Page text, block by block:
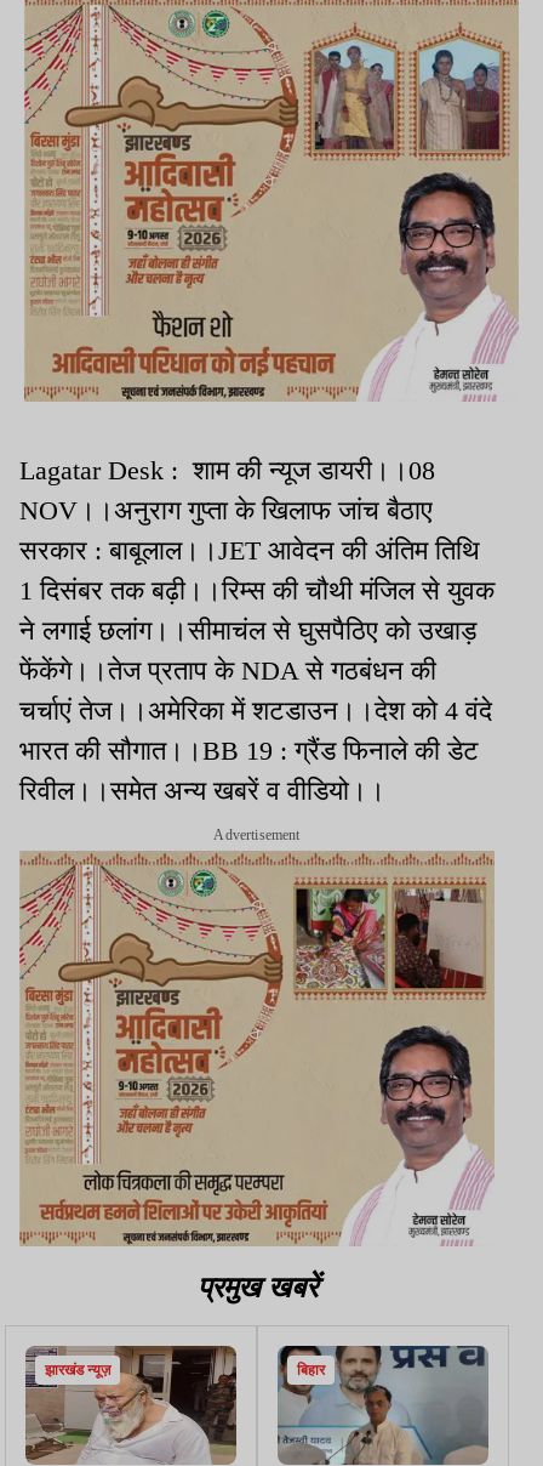
Lagatar Desk : शाम की न्यूज डायरी।।08
NOV।।अनुराग गुप्ता के खिलाफ जांच बैठाए
सरकार : बाबूलाल।।JET आवेदन की अंतिम तिथि
1 दिसंबर तक बढ़ी।।रिम्स की चौथी मंजिल से युवक
ने लगाई छलांग।।सीमाचंल से घुसपैठिए को उखाड़
फेंकेंगे।।तेज प्रताप के NDA से गठबंधन की
चर्चाएं तेज।।अमेरिका में शटडाउन।।देश को 4 वंदे
भारत की सौगात।।BB 19 : ग्रैंड फिनाले की डेट
रिवील।।समेत अन्य खबरें व वीडियो।।
Advertisement
प्रमुख खबरें
झारखंड न्यूज़ बिहार